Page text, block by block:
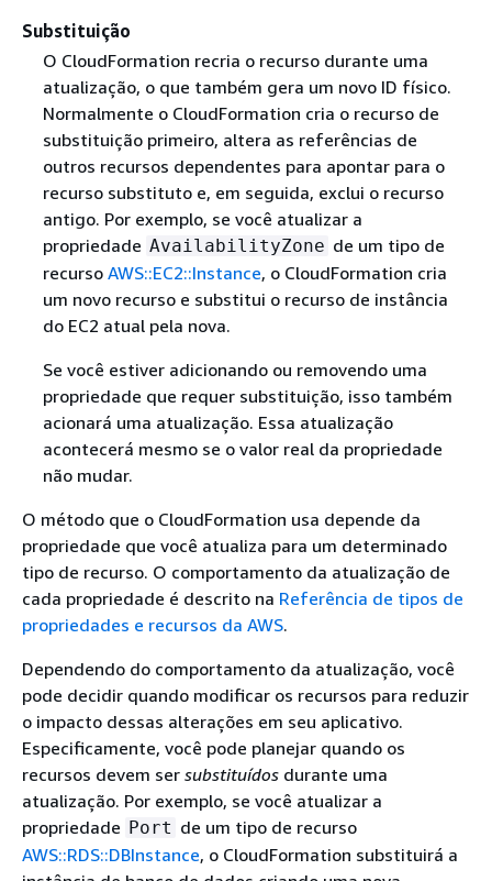
Substituição
O CloudFormation recria o recurso durante uma
atualização, o que também gera um novo ID físico.
Normalmente o CloudFormation cria o recurso de
substituição primeiro, altera as referências de
outros recursos dependentes para apontar para o
recurso substituto e, em seguida, exclui o recurso
antigo. Por exemplo, se você atualizar a
propriedade AvailabilityZone de um tipo de
recurso AWS::EC2::Instance, o CloudFormation cria
um novo recurso e substitui o recurso de instância
do EC2 atual pela nova.
Se você estiver adicionando ou removendo uma
propriedade que requer substituição, isso também
acionará uma atualização. Essa atualização
acontecerá mesmo se o valor real da propriedade
não mudar.
O método que o CloudFormation usa depende da
propriedade que você atualiza para um determinado
tipo de recurso. O comportamento da atualização de
cada propriedade é descrito na Referência de tipos de
propriedades e recursos da AWS.
Dependendo do comportamento da atualização, você
pode decidir quando modificar os recursos para reduzir
o impacto dessas alterações em seu aplicativo.
Especificamente, você pode planejar quando os
recursos devem ser substituídos durante uma
atualização. Por exemplo, se você atualizar a
propriedade Port de um tipo de recurso
AWS::RDS::DBInstance, o CloudFormation substituirá a